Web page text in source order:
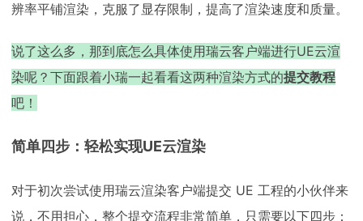
辨率平铺渲染，克服了显存限制，提高了渲染速度和质量。
说了这么多，那到底怎么具体使用瑞云客户端进行UE云渲
染呢？下面跟着小瑞一起看看这两种渲染方式的提交教程
吧！
简单四步：轻松实现UE云渲染
对于初次尝试使用瑞云渲染客户端提交 UE 工程的小伙伴来
说，不用担心，整个提交流程非常简单，只需要以下四步：